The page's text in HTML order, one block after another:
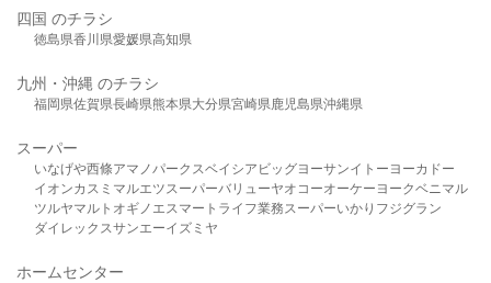
四国 のチラシ
徳島県香川県愛媛県高知県
九州・沖縄 のチラシ
福岡県佐賀県長崎県熊本県大分県宮崎県鹿児島県沖縄県
スーパー
いなげや西條アマノパークスベイシア ビッグヨーサンイトーヨーカドー
イオンカスミ マルエツスーパーバリューヤオコーオーケー ヨークベニマル
ツルヤマルト オギノ エスマート ライフ業務スーパーいかり フジグラン
ダイレックスサンエーイズミヤ
ホームセンター